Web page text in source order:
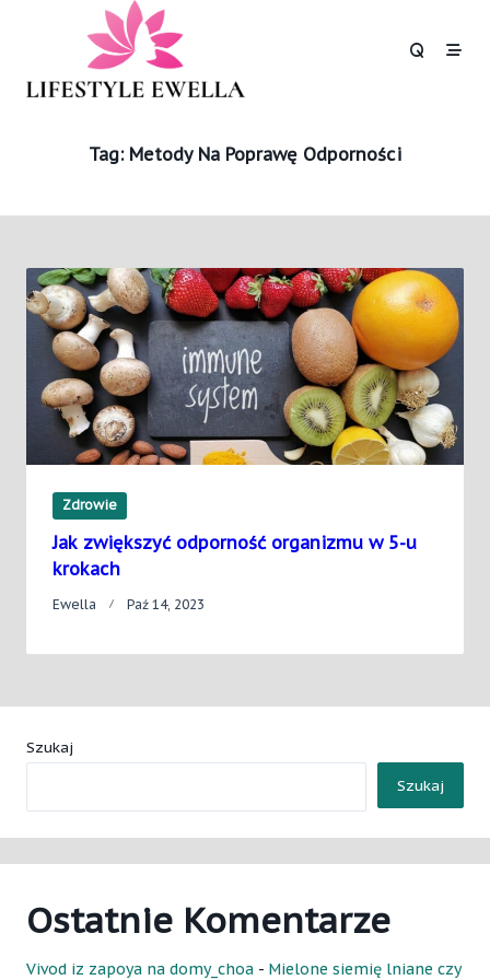
Tag: Metody Na Poprawę Odporności
Zdrowie
Jak zwiększyć odporność organizmu w 5-u
krokach
Ewella Paź 14, 2023
Szukaj
Szukaj
Ostatnie Komentarze
Vivod iz zapoya na domy_choa - Mielone siemię lniane czy